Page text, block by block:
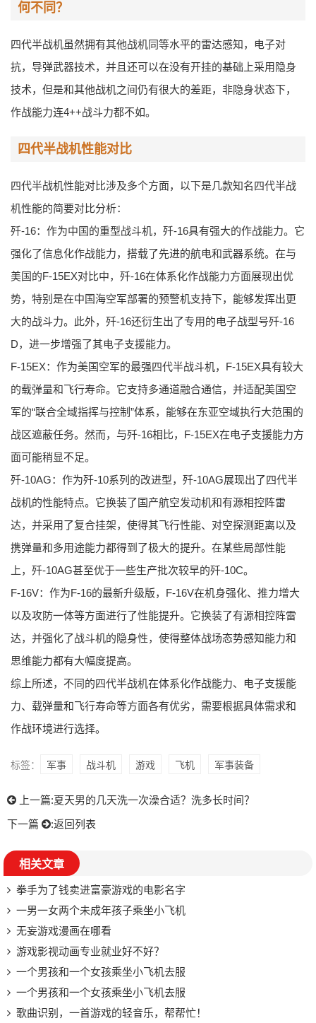
何不同？
四代半战机虽然拥有其他战机同等水平的雷达感知，电子对
抗，导弹武器技术，并且还可以在没有开挂的基础上采用隐身
技术，但是和其他战机之间仍有很大的差距，非隐身状态下，
作战能力连4++战斗力都不如。
四代半战机性能对比
四代半战机性能对比涉及多个方面，以下是几款知名四代半战
机性能的简要对比分析：
歼-16：作为中国的重型战斗机，歼-16具有强大的作战能力。它
强化了信息化作战能力，搭载了先进的航电和武器系统。在与
美国的F-15EX对比中，歼-16在体系化作战能力方面展现出优
势，特别是在中国海空军部署的预警机支持下，能够发挥出更
大的战斗力。此外，歼-16还衍生出了专用的电子战型号歼-16
D，进一步增强了其电子支援能力。
F-15EX：作为美国空军的最强四代半战斗机，F-15EX具有较大
的载弹量和飞行寿命。它支持多通道融合通信，并适配美国空
军的“联合全域指挥与控制”体系，能够在东亚空域执行大范围的
战区遮蔽任务。然而，与歼-16相比，F-15EX在电子支援能力方
面可能稍显不足。
歼-10AG：作为歼-10系列的改进型，歼-10AG展现出了四代半
战机的性能特点。它换装了国产航空发动机和有源相控阵雷
达，并采用了复合挂架，使得其飞行性能、对空探测距离以及
携弹量和多用途能力都得到了极大的提升。在某些局部性能
上，歼-10AG甚至优于一些生产批次较早的歼-10C。
F-16V：作为F-16的最新升级版，F-16V在机身强化、推力增大
以及攻防一体等方面进行了性能提升。它换装了有源相控阵雷
达，并强化了战斗机的隐身性，使得整体战场态势感知能力和
思维能力都有大幅度提高。
综上所述，不同的四代半战机在体系化作战能力、电子支援能
力、载弹量和飞行寿命等方面各有优劣，需要根据具体需求和
作战环境进行选择。
标签： 军事 战斗机 游戏 飞机 军事装备
上一篇:夏天男的几天洗一次澡合适？洗多长时间？
下一篇
:返回列表
相关文章
拳手为了钱卖进富豪游戏的电影名字
一男一女两个未成年孩子乘坐小飞机
无妄游戏漫画在哪看
游戏影视动画专业就业好不好？
一个男孩和一个女孩乘坐小飞机去服
一个男孩和一个女孩乘坐小飞机去服
歌曲识别，一首游戏的轻音乐，帮帮忙！